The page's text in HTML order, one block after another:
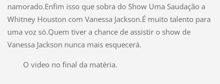
namorado.Enfim isso que sobra do Show Uma Saudação a
Whitney Houston com Vanessa Jackson.É muito talento para
uma voz só.Quem tiver a chance de assistir o show de
Vanessa Jackson nunca mais esquecerá.
O video no final da matéria.